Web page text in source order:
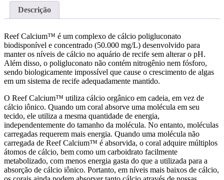
Calcium
250ml
Descrição
Reef Calcium™ é um complexo de cálcio poligluconato
biodisponível e concentrado (50.000 mg/L) desenvolvido para
manter os níveis de cálcio no aquário de recife sem alterar o pH.
Além disso, o poligluconato não contém nitrogênio nem fósforo,
sendo biologicamente impossível que cause o crescimento de algas
em um sistema de recife adequadamente mantido.
O Reef Calcium™ utiliza cálcio orgânico em cadeia, em vez de
cálcio iônico. Quando um coral absorve uma molécula em seu
tecido, ele utiliza a mesma quantidade de energia,
independentemente do tamanho da molécula. No entanto, moléculas
carregadas requerem mais energia. Quando uma molécula não
carregada de Reef Calcium™ é absorvida, o coral adquire múltiplos
átomos de cálcio, bem como um carboidrato facilmente
metabolizado, com menos energia gasta do que a utilizada para a
absorção de cálcio iônico. Portanto, em níveis mais baixos de cálcio,